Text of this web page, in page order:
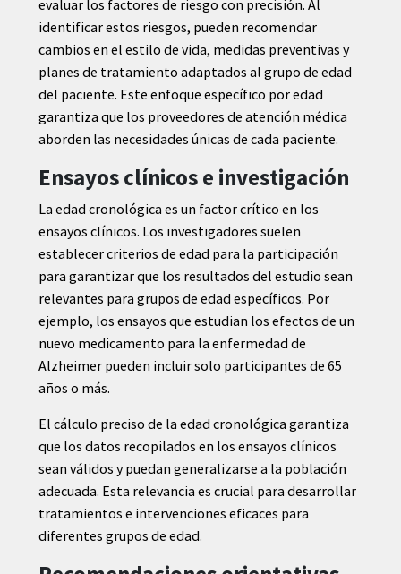
evaluar los factores de riesgo con precisión. Al
identificar estos riesgos, pueden recomendar
cambios en el estilo de vida, medidas preventivas y
planes de tratamiento adaptados al grupo de edad
del paciente. Este enfoque específico por edad
garantiza que los proveedores de atención médica
aborden las necesidades únicas de cada paciente.
Ensayos clínicos e investigación
La edad cronológica es un factor crítico en los
ensayos clínicos. Los investigadores suelen
establecer criterios de edad para la participación
para garantizar que los resultados del estudio sean
relevantes para grupos de edad específicos. Por
ejemplo, los ensayos que estudian los efectos de un
nuevo medicamento para la enfermedad de
Alzheimer pueden incluir solo participantes de 65
años o más.
El cálculo preciso de la edad cronológica garantiza
que los datos recopilados en los ensayos clínicos
sean válidos y puedan generalizarse a la población
adecuada. Esta relevancia es crucial para desarrollar
tratamientos e intervenciones eficaces para
diferentes grupos de edad.